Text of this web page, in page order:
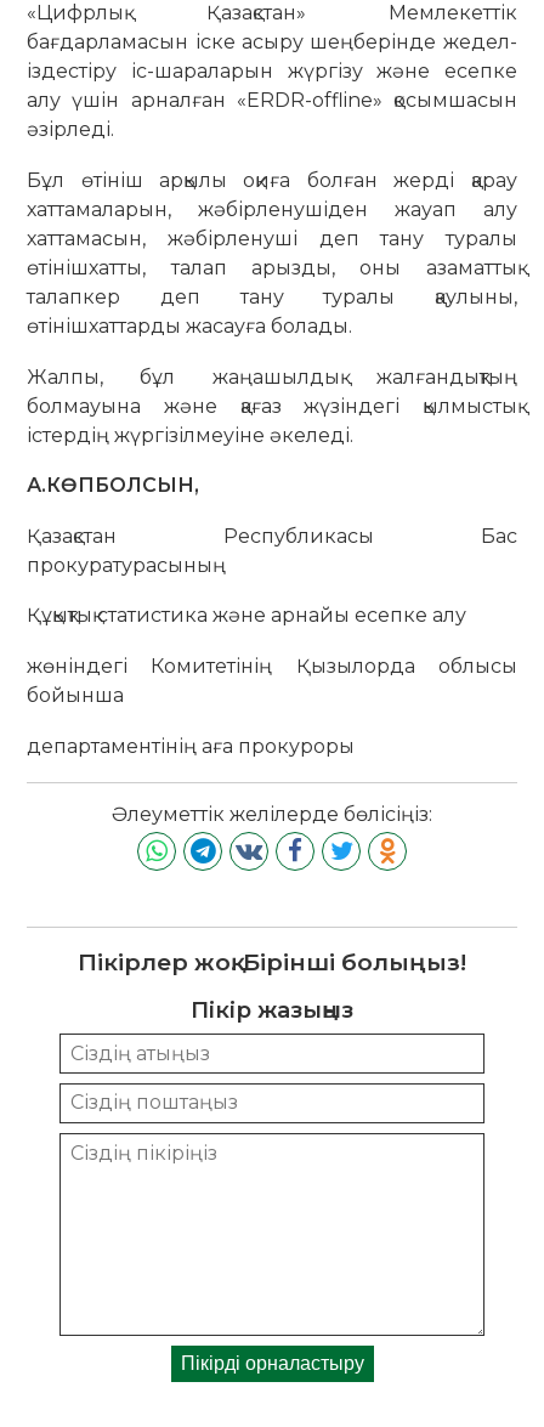
«Цифрлық Қазақстан» Мемлекеттік
бағдарламасын іске асыру шеңберінде жедел-
іздестіру іс-шараларын жүргізу және есепке
алу үшін арналған «ERDR-offline» қосымшасын
әзірледі.
Бұл өтініш арқылы оқиға болған жерді қарау
хаттамаларын, жәбірленушіден жауап алу
хаттамасын, жәбірленуші деп тану туралы
өтінішхатты, талап арызды, оны азаматтық
талапкер деп тану туралы қаулыны,
өтінішхаттарды жасауға болады.
Жалпы, бұл жаңашылдық жалғандықтың
болмауына және қағаз жүзіндегі қылмыстық
істердің жүргізілмеуіне әкеледі.
А.КӨПБОЛСЫН,
Қазақстан Республикасы Бас
прокуратурасының
Құқықтық статистика және арнайы есепке алу
жөніндегі Комитетінің Қызылорда облысы
бойынша
департаментінің аға прокуроры
Әлеуметтік желілерде бөлісіңіз:
Пікірлер жоқ. Бірінші болыңыз!
Пікір жазыңыз